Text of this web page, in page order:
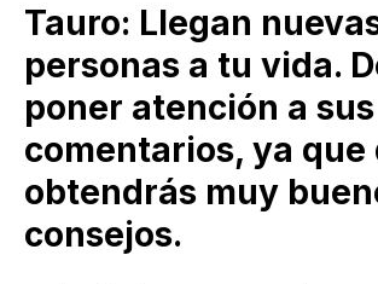
Tauro: Llegan
personas a tu vida.
poner atención a sus
comentarios, ya que
obtendrás muy
consejos.